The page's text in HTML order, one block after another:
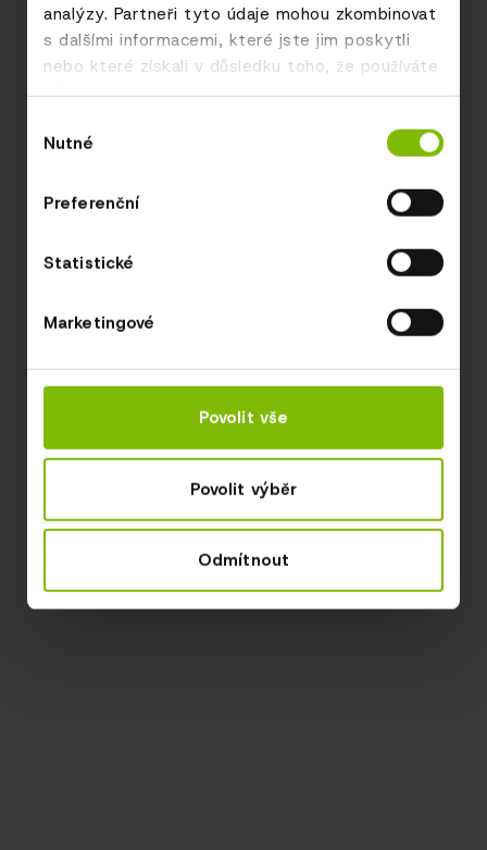
analýzy. Partneři tyto údaje mohou zkombinovat
s dalšími informacemi, které jste jim poskytli
nebo které získali v důsledku toho, že používáte
jejich služby.
souhlasu
Nutné
Preferenční
Statistické
Marketingové
Povolit vše
Povolit výběr
Odmítnout